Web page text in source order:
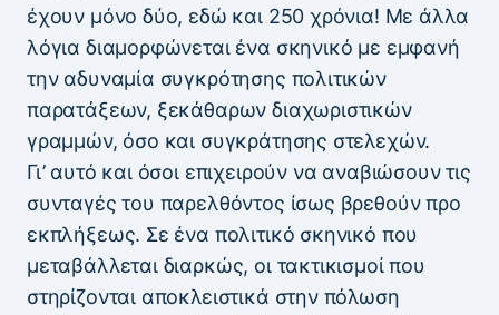
έχουν μόνο δύο, εδώ και 250 χρόνια! Με άλλα
λόγια διαμορφώνεται ένα σκηνικό με εμφανή
την αδυναμία συγκρότησης πολιτικών
παρατάξεων, ξεκάθαρων διαχωριστικών
γραμμών, όσο και συγκράτησης στελεχών.
Γι’ αυτό και όσοι επιχειρούν να αναβιώσουν τις
συνταγές του παρελθόντος ίσως βρεθούν προ
εκπλήξεως. Σε ένα πολιτικό σκηνικό που
μεταβάλλεται διαρκώς, οι τακτικισμοί που
στηρίζονται αποκλειστικά στην πόλωση